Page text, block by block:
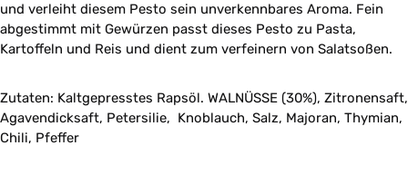
und verleiht diesem Pesto sein unverkennbares Aroma. Fein
abgestimmt mit Gewürzen passt dieses Pesto zu Pasta,
Kartoffeln und Reis und dient zum verfeinern von Salatsoßen.
Zutaten: Kaltgepresstes Rapsöl. WALNÜSSE (30%), Zitronensaft,
Agavendicksaft, Petersilie, Knoblauch, Salz, Majoran, Thymian,
Chili, Pfeffer